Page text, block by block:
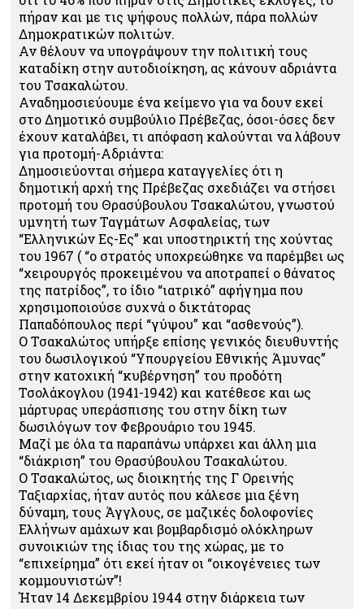
πήραν και με τις ψήφους πολλών, πάρα πολλών
Δημοκρατικών πολιτών.
Αν θέλουν να υπογράψουν την πολιτική τους
καταδίκη στην αυτοδιοίκηση, ας κάνουν αδριάντα
του Τσακαλώτου.
Αναδημοσιεύουμε ένα κείμενο για να δουν εκεί
στο Δημοτικό συμβούλιο Πρέβεζας, όσοι-όσες δεν
έχουν καταλάβει, τι απόφαση καλούνται να λάβουν
για προτομή-Αδριάντα:
Δημοσιεύονται σήμερα καταγγελίες ότι η
δημοτική αρχή της Πρέβεζας σχεδιάζει να στήσει
προτομή του Θρασύβουλου Τσακαλώτου, γνωστού
υμνητή των Ταγμάτων Ασφαλείας, των
“Ελληνικών Ες-Ες” και υποστηρικτή της χούντας
του 1967 ( “ο στρατός υποχρεώθηκε να παρέμβει ως
“χειρουργός προκειμένου να αποτραπεί ο θάνατος
της πατρίδος”, το ίδιο “ιατρικό” αφήγημα που
χρησιμοποιούσε συχνά ο δικτάτορας
Παπαδόπουλος περί “γύψου” και “ασθενούς”).
Ο Τσακαλώτος υπήρξε επίσης γενικός διευθυντής
του δωσιλογικού “Υπουργείου Εθνικής Άμυνας”
στην κατοχική “κυβέρνηση” του προδότη
Τσολάκογλου (1941-1942) και κατέθεσε και ως
μάρτυρας υπεράσπισης του στην δίκη των
δωσιλόγων τον Φεβρουάριο του 1945.
Μαζί με όλα τα παραπάνω υπάρχει και άλλη μια
“διάκριση” του Θρασύβουλου Τσακαλώτου.
Ο Τσακαλώτος, ως διοικητής της Γ Ορεινής
Ταξιαρχίας, ήταν αυτός που κάλεσε μια ξένη
δύναμη, τους Άγγλους, σε μαζικές δολοφονίες
Ελλήνων αμάχων και βομβαρδισμό ολόκληρων
συνοικιών της ίδιας του της χώρας, με το
“επιχείρημα” ότι εκεί ήταν οι “οικογένειες των
κομμουνιστών”!
Ήταν 14 Δεκεμβρίου 1944 στην διάρκεια των